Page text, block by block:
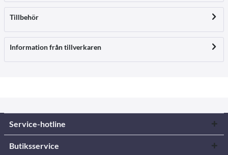
Tillbehör
Information från tillverkaren
Service-hotline
Butiksservice